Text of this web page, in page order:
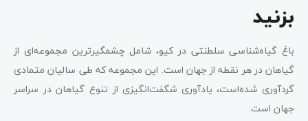
بزنید
باغ گیاه‌شناسی سلطنتی در کیو، شامل چشمگیرترین مجموعه‌ای از
گیاهان در هر نقطه از جهان است. این مجموعه که طی سالیان متمادی
گردآوری شده‌است، یادآوری شگفت‌انگیزی از تنوع گیاهان در سراسر
جهان است.